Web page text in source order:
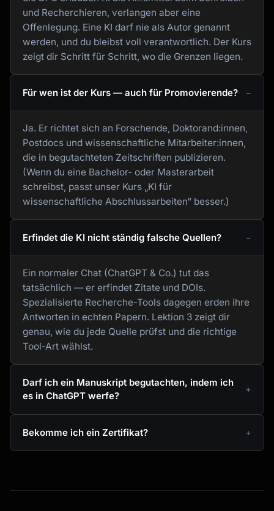
und Recherchieren, verlangen aber eine
Offenlegung. Eine KI darf nie als Autor genannt
werden, und du bleibst voll verantwortlich. Der Kurs
zeigt dir Schritt für Schritt, wo die Grenzen liegen.
Für wen ist der Kurs — auch für Promovierende?
Ja. Er richtet sich an Forschende, Doktorand:innen,
Postdocs und wissenschaftliche Mitarbeiter:innen,
die in begutachteten Zeitschriften publizieren.
(Wenn du eine Bachelor- oder Masterarbeit
schreibst, passt unser Kurs „KI für
wissenschaftliche Abschlussarbeiten“ besser.)
Erfindet die KI nicht ständig falsche Quellen?
Ein normaler Chat (ChatGPT & Co.) tut das
tatsächlich — er erfindet Zitate und DOIs.
Spezialisierte Recherche-Tools dagegen erden ihre
Antworten in echten Papern. Lektion 3 zeigt dir
genau, wie du jede Quelle prüfst und die richtige
Tool-Art wählst.
Darf ich ein Manuskript begutachten, indem ich
es in ChatGPT werfe?
Bekomme ich ein Zertifikat?